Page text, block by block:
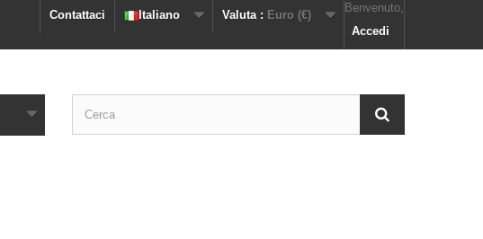
Benvenuto,
Accedi
Valuta : Euro (€)
Italiano
Contattaci